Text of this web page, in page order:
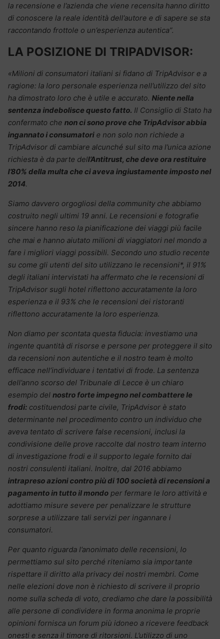
la recensione e l’azienda che viene recensita hanno diritto
di conoscere la reale identità dell’autore e di sapere se sta
raccontando frottole o un’esperienza autentica”.
LA POSIZIONE DI TRIPADVISOR:
«Milioni di consumatori italiani si fidano di TripAdvisor e a
ragione: la loro personale esperienza nell’utilizzo del sito
ha dimostrato loro che è utile e accurato. Niente nella
sentenza indebolisce questo fatto. Il Consiglio di Stato ha
confermato che non ci sono prove che TripAdvisor abbia
ingannato i consumatori e non solo non richiede a
TripAdvisor di cambiare alcunché sul sito ma l’unica azione
richiesta è da parte dell’Antitrust, che deve ora restituire
l’80% della multa che ci aveva ingiustamente imposto nel
2014.
Siamo davvero orgogliosi della community che abbiamo
costruito negli ultimi 19 anni. Le recensioni e fotografie
sincere hanno reso la pianificazione dei viaggi più facile
che mai e hanno aiutato milioni di viaggiatori nel mondo a
fare i migliori viaggi possibili. Secondo uno studio recente
su come gli utenti del sito utilizzano le recensioni*, il 91%
degli italiani intervistati ha affermato che le recensioni di
TripAdvisor sugli hotel riflettono accuratamente la loro
esperienza e il 93% che le recensioni dei ristoranti
riflettono accuratamente la loro esperienza.
Non diamo per scontata questa fiducia: investiamo una
ingente quantità di risorse e persone per proteggere il sito
da recensioni non autentiche e il nostro team è molto
efficace nell’individuare i tentativi di frode. La sentenza
dell’anno scorso del Tribunale di Lecce è un chiaro
esempio del nostro forte impegno nel combattere le
frodi: costituendosi parte civile, TripAdvisor è stato
determinante nel procedimento contro un individuo che
aveva tentato di scrivere false recensioni, inclusi la
condivisione delle prove raccolte dal nostro team interno
di investigazione frodi e il supporto legale fornito dai
nostri consulenti italiani. Inoltre, dal 2016 abbiamo
intrapreso azioni contro più di 100 società di recensioni a
pagamento in tutto il mondo per fermare le loro attività e
adottiamo misure severe per penalizzare le strutture
sorprese a utilizzare tali servizi per ingannare i
consumatori.
Per quanto riguarda l’anonimato delle recensioni, lo
permettiamo sul sito perché riteniamo sia importante
rispettare il diritto alla privacy dei nostri membri. Come
nelle elezioni dove non è richiesto di scrivere il proprio
nome sulla scheda di voto, crediamo che dare la possibilità
alle persone di condividere in forma anonima le proprie
opinioni fornisca un forum più idoneo a ricevere feedback
onesti e senza il timore di ritorsioni. L’utilizzo di uno